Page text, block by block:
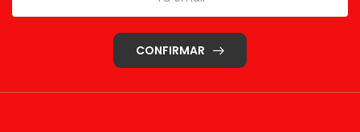
CONFIRMAR